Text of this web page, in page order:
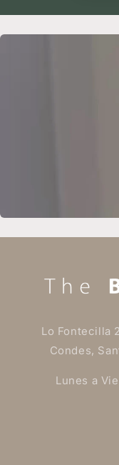
Lo Fontecilla
Condes,
Lunes a